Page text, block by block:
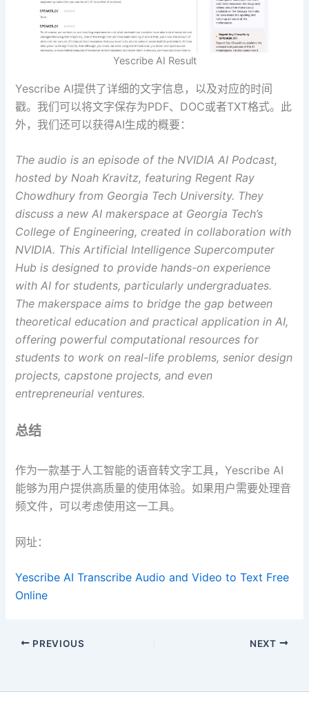
Yescribe AI Result
Yescribe AI提供了详细的文字信息，以及对应的时间
戳。我们可以将文字保存为PDF、DOC或者TXT格式。此
外，我们还可以获得AI生成的概要：
The audio is an episode of the NVIDIA AI Podcast,
hosted by Noah Kravitz, featuring Regent Ray
Chowdhury from Georgia Tech University. They
discuss a new AI makerspace at Georgia Tech’s
College of Engineering, created in collaboration with
NVIDIA. This Artificial Intelligence Supercomputer
Hub is designed to provide hands-on experience
with AI for students, particularly undergraduates.
The makerspace aims to bridge the gap between
theoretical education and practical application in AI,
offering powerful computational resources for
students to work on real-life problems, senior design
projects, capstone projects, and even
entrepreneurial ventures.
总结
作为一款基于人工智能的语音转文字工具，Yescribe AI
能够为用户提供高质量的使用体验。如果用户需要处理音
频文件，可以考虑使用这一工具。
网址：
Yescribe AI Transcribe Audio and Video to Text Free
Online
PREVIOUS NEXT